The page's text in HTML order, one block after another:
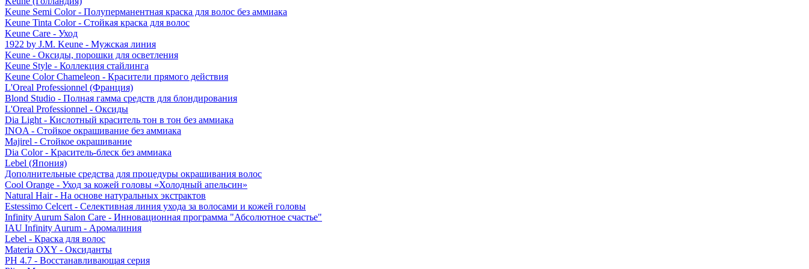
Keune Semi Color - Полуперманентная краска для волос без аммиака
Keune Tinta Color - Стойкая краска для волос
Keune Care - Уход
1922 by J.M. Keune - Мужская линия
Keune - Оксиды, порошки для осветления
Keune Style - Коллекция стайлинга
Keune Color Chameleon - Красители прямого действия
L'Oreal Professionnel (Франция)
Blond Studio - Полная гамма средств для блондирования
L'Oreal Professionnel - Оксиды
Dia Light - Кислотный краситель тон в тон без аммиака
INOA - Стойкое окрашивание без аммиака
Majirel - Стойкое окрашивание
Dia Color - Краситель-блеск без аммиака
Lebel (Япония)
Дополнительные средства для процедуры окрашивания волос
Cool Orange - Уход за кожей головы «Холодный апельсин»
Natural Hair - На основе натуральных экстрактов
Estessimo Celcert - Селективная линия ухода за волосами и кожей головы
Infinity Aurum Salon Care - Инновационная программа "Абсолютное счастье"
IAU Infinity Aurum - Аромалиния
Lebel - Краска для волос
Materia OXY - Оксиданты
PH 4.7 - Восстанавливающая серия